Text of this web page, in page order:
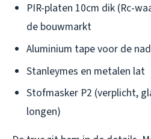
PIR-platen 10cm dik (Rc-
de bouwmarkt
Aluminium tape voor de
Stanleymes en metalen lat
Stofmasker P2 (verplicht,
longen)